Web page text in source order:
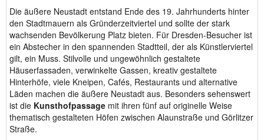
Die äußere Neustadt entstand Ende des 19. Jahrhunderts hinter
den Stadtmauern als Gründerzeitviertel und sollte der stark
wachsenden Bevölkerung Platz bieten. Für Dresden-Besucher ist
ein Abstecher in den spannenden Stadtteil, der als Künstlerviertel
gilt, ein Muss. Stilvolle und ungewöhnlich gestaltete
Häuserfassaden, verwinkelte Gassen, kreativ gestaltete
Hinterhöfe, viele Kneipen, Cafés, Restaurants und alternative
Läden machen die äußere Neustadt aus. Besonders sehenswert
ist die Kunsthofpassage mit ihren fünf auf originelle Weise
thematisch gestalteten Höfen zwischen Alaunstraße und Görlitzer
Straße.